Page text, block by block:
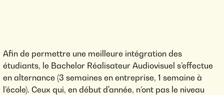
Afin de permettre une meilleure intégration des
étudiants, le Bachelor Réalisateur Audiovisuel s’effectue
en alternance (3 semaines en entreprise, 1 semaine à
l’école). Ceux qui, en début d'année, n’ont pas le niveau